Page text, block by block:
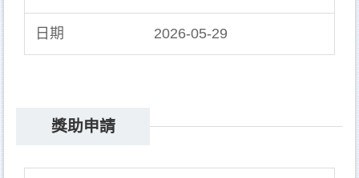
2026-05-29
獎助申請